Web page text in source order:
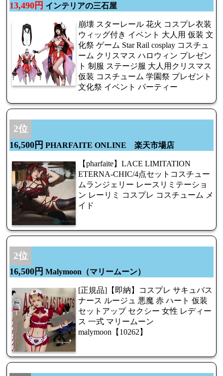
13,490円 インテリアの三石屋
崩壊 スターレール 花火 コスプレ衣装
ウィッグ付き イベント 大人用 仮装 文
化祭 ゲーム Star Rail cosplay コスチュ
ーム クリスマス ハロウィン プレゼン
ト 制服 ステージ服 大人用クリスマス
仮装 コスチューム 学園祭 プレゼント
文化祭 イベント パーティー
2位
16,500円 PHARFAITE ONLINE 楽天市場店
【pharfaite】LACE LIMITATION
ETERNA-CHIC/4点セットコスチュー
ムランジェリー レースリミテーショ
ン レーリミ コスプレ コスチューム メ
イド
2位
16,500円 Malymoon（マリームーン）
[正規品]【即納】コスプレ サキュバス
ナース ルージュ 悪魔 赤 ハート 仮装
セットアップ セクシー 女性 レディー
ス 一式 マリームーン
malymoon【10262】